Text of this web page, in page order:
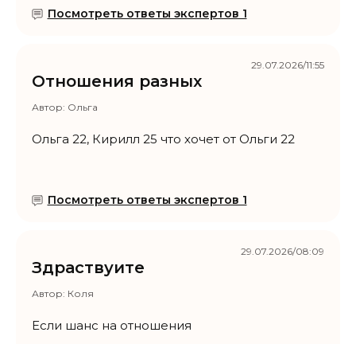
Посмотреть ответы экспертов 1
Отношения разных
Автор: Ольга
Ольга 22, Кирилл 25 что хочет от Ольги 22
Посмотреть ответы экспертов 1
29.07.2026/11:55
Здраствуите
Автор: Коля
Если шанс на отношения
29.07.2026/08:09